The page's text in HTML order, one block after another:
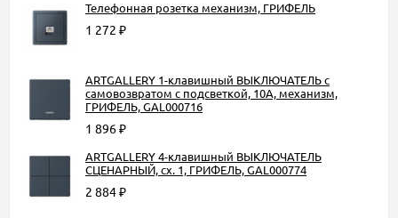
Телефонная розетка механизм, ГРИФЕЛЬ
1 272 ₽
ARTGALLERY 1-клавишный ВЫКЛЮЧАТЕЛЬ с
самовозвратом с подсветкой, 10А, механизм,
ГРИФЕЛЬ, GAL000716
1 896₽
ARTGALLERY 4-клавишный ВЫКЛЮЧАТЕЛЬ
СЦЕНАРНЫЙ, сх. 1, ГРИФЕЛЬ, GAL000774
2 884₽